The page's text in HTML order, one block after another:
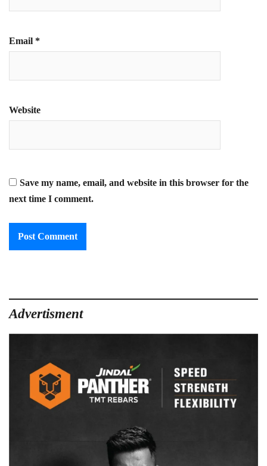
Email *
Website
Save my name, email, and website in this browser for the
next time I comment.
Advertisment